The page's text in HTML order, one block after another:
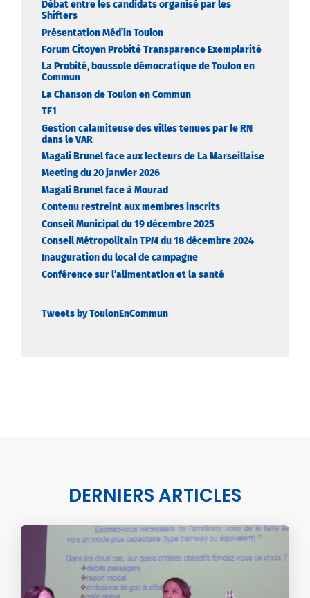
Débat entre les candidats organisé par les
Shifters
Présentation Méd’in Toulon
Forum Citoyen Probité Transparence Exemplarité
La Probité, boussole démocratique de Toulon en
Commun
La Chanson de Toulon en Commun
TF1
Gestion calamiteuse des villes tenues par le RN
dans le VAR
Magali Brunel face aux lecteurs de La Marseillaise
Meeting du 20 janvier 2026
Magali Brunel face à Mourad
Contenu restreint aux membres inscrits
Conseil Municipal du 19 décembre 2025
Conseil Métropolitain TPM du 18 décembre 2024
Inauguration du local de campagne
Conférence sur l’alimentation et la santé
Tweets by ToulonEnCommun
DERNIERS ARTICLES